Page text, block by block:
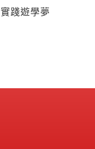
踐遊學夢